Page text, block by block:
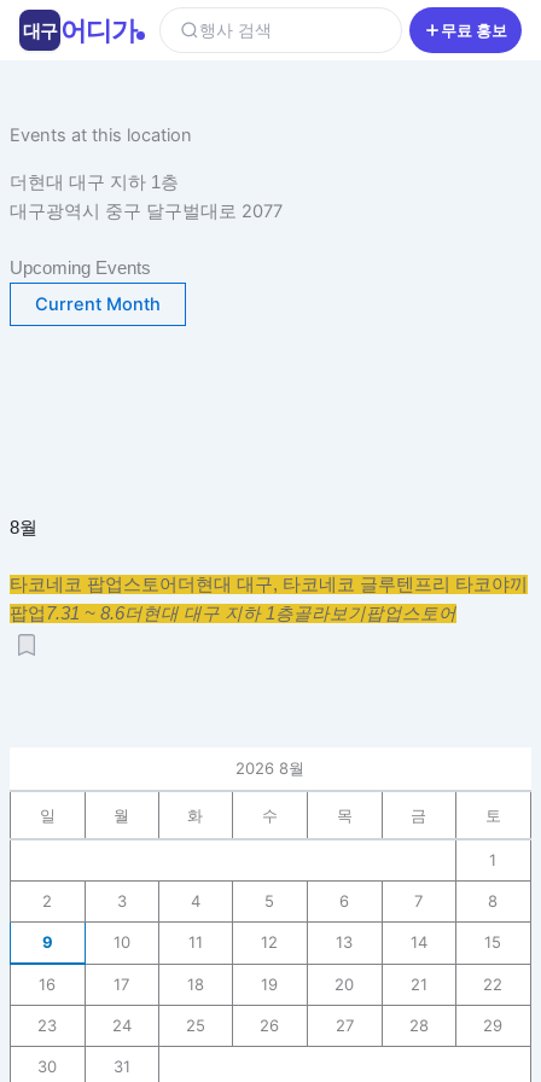
건
뛰
기
Events at this location
더현대 대구 지하 1층
대구광역시 중구 달구벌대로 2077
Upcoming Events
Current Month
8월
타코네코 팝업스토어 더현대 대구, 타코네코 글루텐프리 타코야끼
팝업7.31 ~ 8.6더현대 대구 지하 1층골라보기팝업스토어
2026 8월
일 월 화 수 목 금 토
1
2 3 4 5 6 7 8
9 10 11 12 13 14 15
16 17 18 19 20 21 22
23 24 25 26 27 28 29
30 31
대구 어디가 행사 검색 무료 홍보